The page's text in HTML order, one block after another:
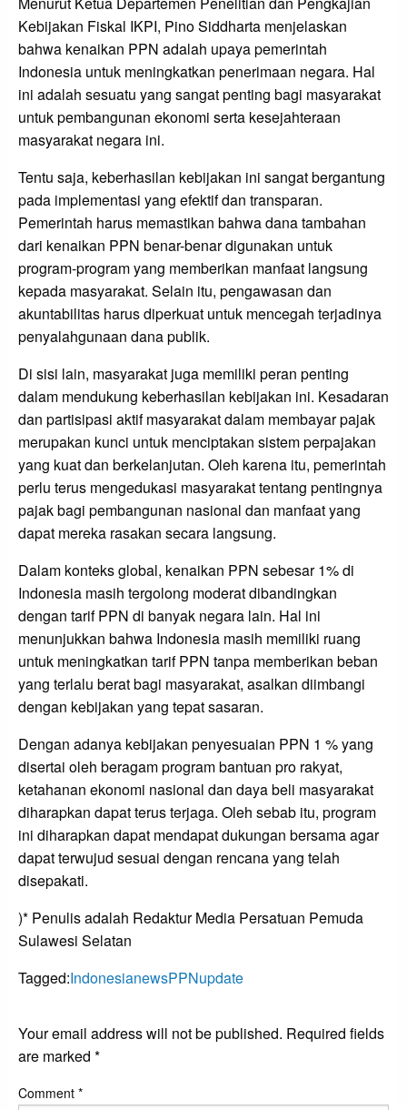
Kebijakan Fiskal IKPI, Pino Siddharta menjelaskan
bahwa kenaikan PPN adalah upaya pemerintah
Indonesia untuk meningkatkan penerimaan negara. Hal
ini adalah sesuatu yang sangat penting bagi masyarakat
untuk pembangunan ekonomi serta kesejahteraan
masyarakat negara ini.
Tentu saja, keberhasilan kebijakan ini sangat bergantung
pada implementasi yang efektif dan transparan.
Pemerintah harus memastikan bahwa dana tambahan
dari kenaikan PPN benar-benar digunakan untuk
program-program yang memberikan manfaat langsung
kepada masyarakat. Selain itu, pengawasan dan
akuntabilitas harus diperkuat untuk mencegah terjadinya
penyalahgunaan dana publik.
Di sisi lain, masyarakat juga memiliki peran penting
dalam mendukung keberhasilan kebijakan ini. Kesadaran
dan partisipasi aktif masyarakat dalam membayar pajak
merupakan kunci untuk menciptakan sistem perpajakan
yang kuat dan berkelanjutan. Oleh karena itu, pemerintah
perlu terus mengedukasi masyarakat tentang pentingnya
pajak bagi pembangunan nasional dan manfaat yang
dapat mereka rasakan secara langsung.
Dalam konteks global, kenaikan PPN sebesar 1% di
Indonesia masih tergolong moderat dibandingkan
dengan tarif PPN di banyak negara lain. Hal ini
menunjukkan bahwa Indonesia masih memiliki ruang
untuk meningkatkan tarif PPN tanpa memberikan beban
yang terlalu berat bagi masyarakat, asalkan diimbangi
dengan kebijakan yang tepat sasaran.
Dengan adanya kebijakan penyesuaian PPN 1 % yang
disertai oleh beragam program bantuan pro rakyat,
ketahanan ekonomi nasional dan daya beli masyarakat
diharapkan dapat terus terjaga. Oleh sebab itu, program
ini diharapkan dapat mendapat dukungan bersama agar
dapat terwujud sesuai dengan rencana yang telah
disepakati.
)* Penulis adalah Redaktur Media Persatuan Pemuda
Sulawesi Selatan
Tagged:IndonesianewsPPNupdate
Your email address will not be published. Required fields
are marked *
Comment *